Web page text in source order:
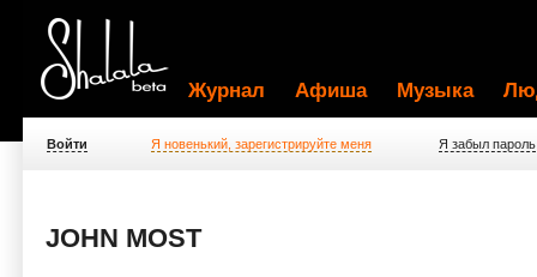
Журнал Афиша Музыка
Войти Я новенький, зарегистрируйте меня Я забыл пароль
JOHN MOST